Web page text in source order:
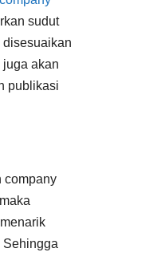
sudut
juga akan
publikasi
company
Sehingga